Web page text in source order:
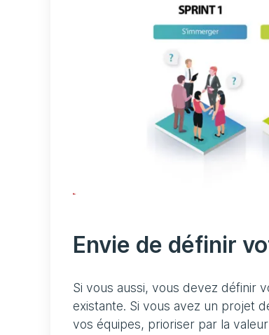
Envie de définir
Si vous aussi, vous devez définir
existante. Si vous avez un projet
vos équipes, prioriser par la